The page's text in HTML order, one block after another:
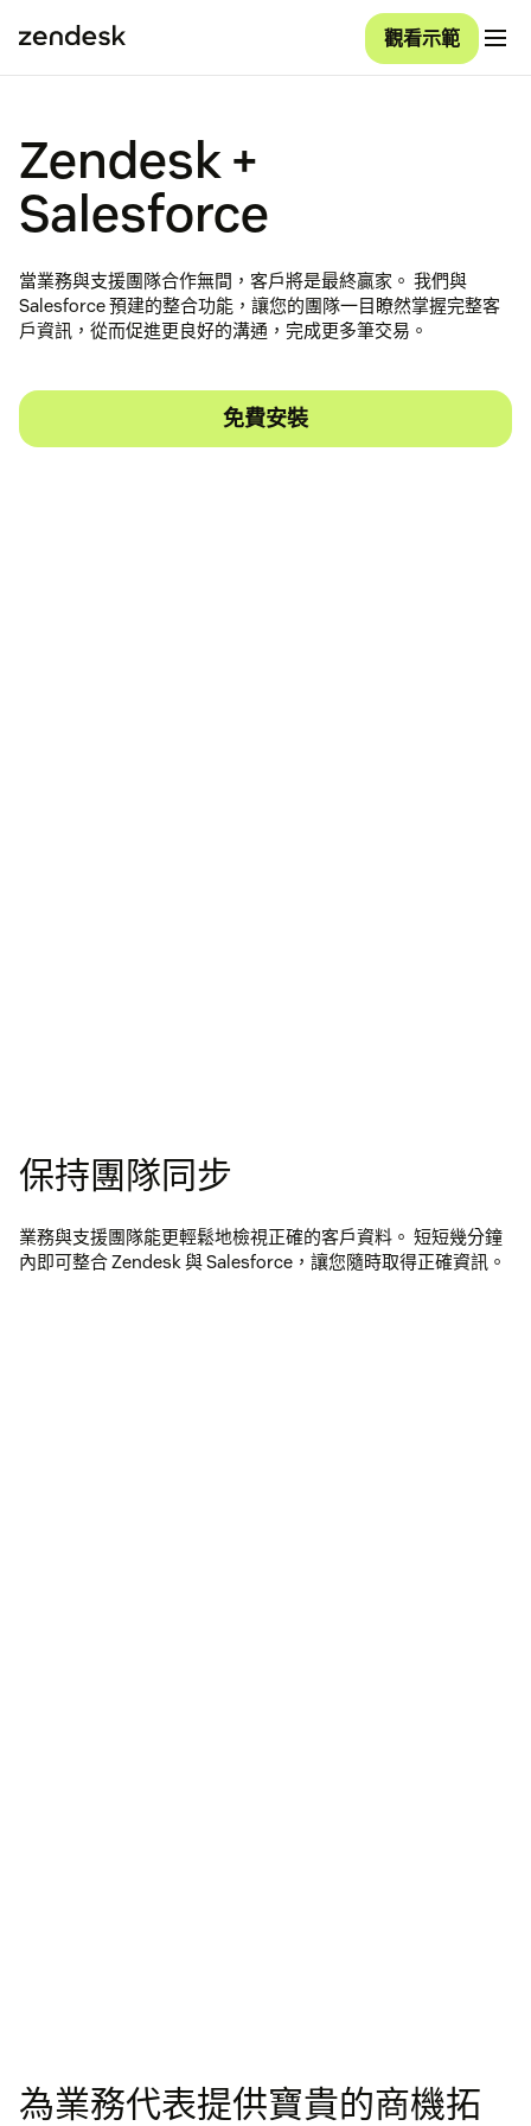
觀看示範
Zendesk +
Salesforce
當業務與支援團隊合作無間，客戶將是最終贏家。 我們與
Salesforce 預建的整合功能，讓您的團隊一目瞭然掌握完整客
戶資訊，從而促進更良好的溝通，完成更多筆交易。
免費安裝
保持團隊同步
業務與支援團隊能更輕鬆地檢視正確的客戶資料。 短短幾分鐘
內即可整合 Zendesk 與 Salesforce，讓您隨時取得正確資訊。
為業務代表提供寶貴的商機拓